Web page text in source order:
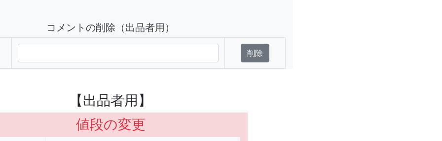
コメントの削除（出品者用）
【出品者用】
値段の変更